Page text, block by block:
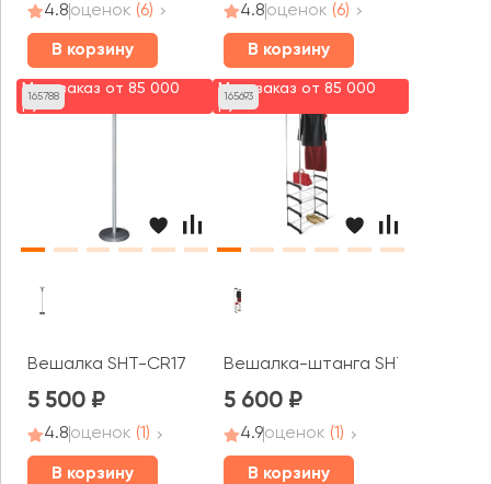
4.8оценок (6)
В корзину
4.8оценок (6)
В корзину
165788
Мин. заказ от 85 000
руб.
Вешалка SHT-CR17
5 500
4.8оценок (1)
В корзину
165693
Мин. заказ от 85 000
руб.
Вешалка-штанга SHT-WR12
5 600
4.9оценок (1)
В корзину